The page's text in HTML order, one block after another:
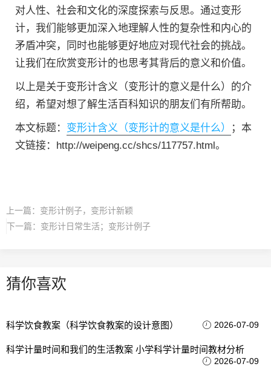
对人性、社会和文化的深度探索与反思。通过变形
计，我们能够更加深入地理解人性的复杂性和内心的
矛盾冲突，同时也能够更好地应对现代社会的挑战。
让我们在欣赏变形计的也思考其背后的意义和价值。
以上是关于变形计含义（变形计的意义是什么）的介
绍，希望对想了解生活百科知识的朋友们有所帮助。
本文标题： 变形计含义（变形计的意义是什么）
；本
文链接：http://weipeng.cc/shcs/117757.html。
上一篇： 变形计例子，变形计新颖
下一篇： 变形计日常生活；变形计例子
猜你喜欢
科学饮食教案（科学饮食教案的设计意图） 2026-07-09
科学计量时间和我们的生活教案 小学科学计量时间教材分析
2026-07-09